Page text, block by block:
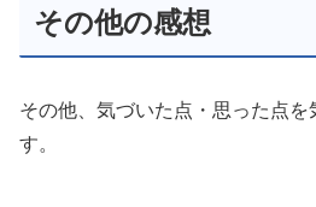
その他の感想
その他、気づいた点・思った点を
す。